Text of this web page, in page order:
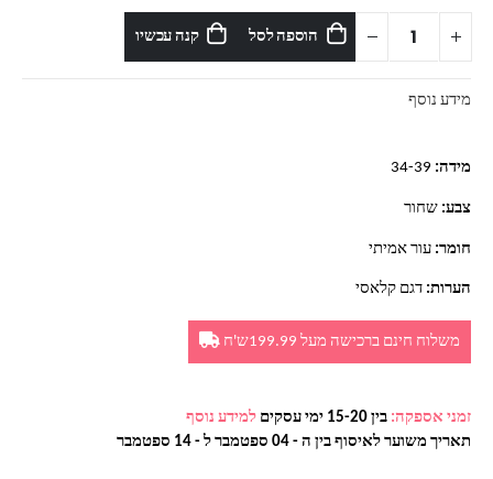
הוספה לסל קנה עכשיו
מידע נוסף
מידה: 34-39
צבע: שחור
חומר: עור אמיתי
הערות: דגם קלאסי
משלוח חינם ברכישה מעל 199.99ש'ח
זמני אספקה: בין 15-20 ימי עסקים
למידע נוסף
תאריך משוער לאיסוף בין ה - 04 ספטמבר ל - 14 ספטמבר